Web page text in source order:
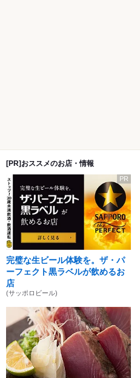
[PR]おススメのお店・情報
PR
完璧な生ビール体験を。ザ・パ
ーフェクト黒ラベルが飲めるお
店
(サッポロビール)